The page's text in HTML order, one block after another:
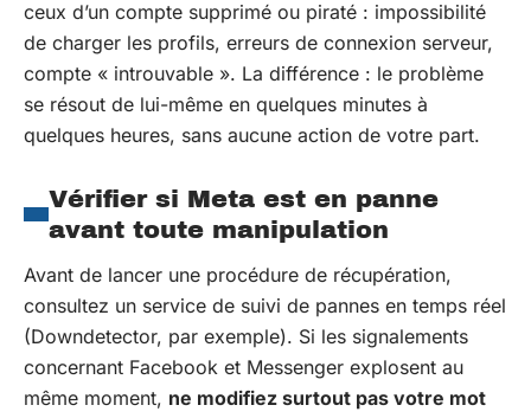
ceux d’un compte supprimé ou piraté : impossibilité
de charger les profils, erreurs de connexion serveur,
compte « introuvable ». La différence : le problème
se résout de lui-même en quelques minutes à
quelques heures, sans aucune action de votre part.
Vérifier si Meta est en panne
avant toute manipulation
Avant de lancer une procédure de récupération,
consultez un service de suivi de pannes en temps réel
(Downdetector, par exemple). Si les signalements
concernant Facebook et Messenger explosent au
même moment, ne modifiez surtout pas votre mot